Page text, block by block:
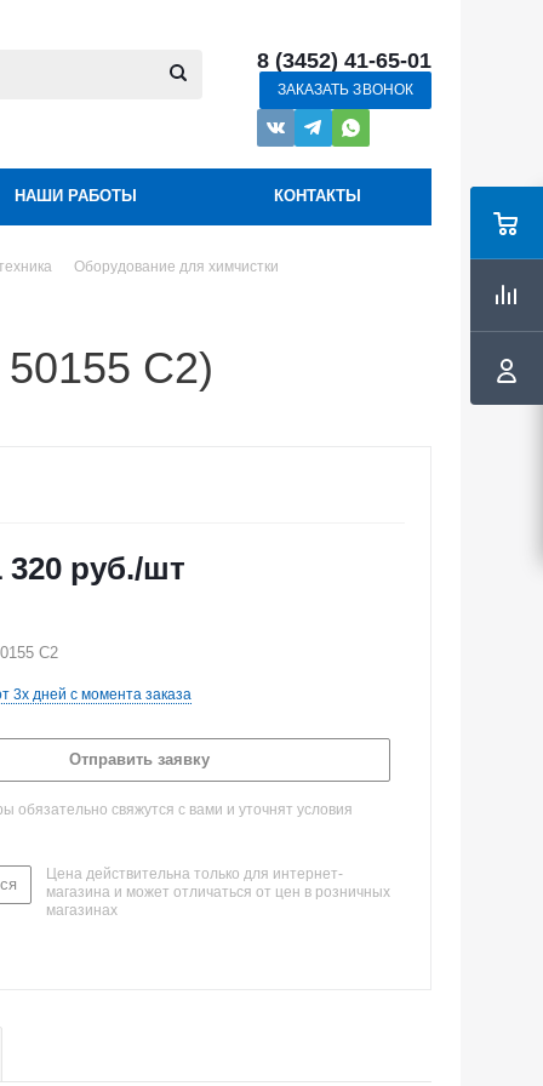
8 (3452) 41-65-01
ЗАКАЗАТЬ ЗВОНОК
НАШИ РАБОТЫ КОНТАКТЫ
Оборудование для химчистки
C2)
320 руб./шт
C2
3х дней с момента заказа
Отправить заявку
обязательно свяжутся с вами и уточнят условия
Цена действительна только для интернет-
магазина и может отличаться от цен в розничных
магазинах